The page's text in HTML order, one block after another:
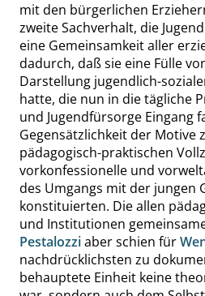
mit den bürgerlichen
zweite Sachverhalt, die
eine Gemeinsamkeit aller
dadurch, daß sie eine Fülle
Darstellung jugendlich-
hatte, die nun in die tägliche
und Jugendfürsorge Eingang
Gegensätzlichkeit der Motive
pädagogisch-praktischen
vorkonfessionelle und
des Umgangs mit der jungen
konstituierten. Die allen
und Institutionen
Pestalozziaber schien für
nachdrücklichsten zu
behauptete Einheit keine